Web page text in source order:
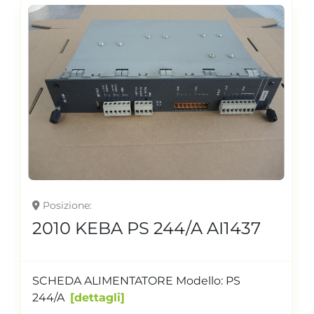
Posizione
2010 KEBA PS 244/A AI1437
SCHEDA ALIMENTATORE Modello: PS
244/A
dettagli